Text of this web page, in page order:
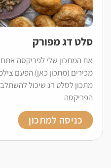
סלט דג מפורק
את המתכון שלי לפריקסה
מכירים (מתכון כאן) הפעם
מתכון לסלט דג שיכול
הפריקסה
כניסה למתכון